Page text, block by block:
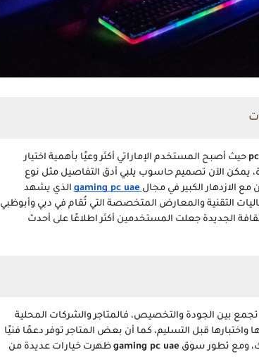
حيث أصبح المستخدم الإماراتي أكثر وعيًا بأهمية اختيار
يمكن الآن تصميم حاسوب يلبي أدق التفاصيل مثل نوع
مع الازدهار الكبير في مجال gaming pc uae الذي يشهد
التقنية والمعارض المتخصصة التي تُقام في دبي وأبوظبي
الجديدة جعلت المستخدمين أكثر اطلاعًا على أحدث
بين الجودة والتخصيص، فالمتاجر والشركات المحلية
قبل التسليم، كما أن بعض المتاجر توفر دعمًا فنيًا
ومع تطور سوقgaming pc uae ظهرت خيارات عديدة من